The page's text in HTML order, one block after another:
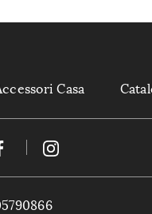
Casa